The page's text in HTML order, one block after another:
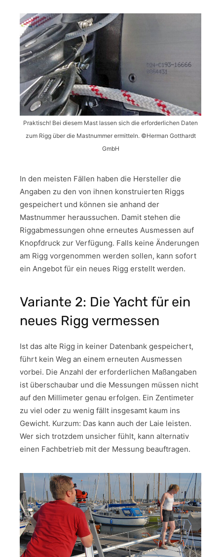
Praktisch! Bei diesem Mast lassen sich die erforderlichen Daten
zum Rigg über die Mastnummer ermitteln. ©Herman Gotthardt
GmbH
In den meisten Fällen haben die Hersteller die
Angaben zu den von ihnen konstruierten Riggs
gespeichert und können sie anhand der
Mastnummer heraussuchen. Damit stehen die
Riggabmessungen ohne erneutes Ausmessen auf
Knopfdruck zur Verfügung. Falls keine Änderungen
am Rigg vorgenommen werden sollen, kann sofort
ein Angebot für ein neues Rigg erstellt werden.
Variante 2: Die Yacht für ein
neues Rigg vermessen
Ist das alte Rigg in keiner Datenbank gespeichert,
führt kein Weg an einem erneuten Ausmessen
vorbei. Die Anzahl der erforderlichen Maßangaben
ist überschaubar und die Messungen müssen nicht
auf den Millimeter genau erfolgen. Ein Zentimeter
zu viel oder zu wenig fällt insgesamt kaum ins
Gewicht. Kurzum: Das kann auch der Laie leisten.
Wer sich trotzdem unsicher fühlt, kann alternativ
einen Fachbetrieb mit der Messung beauftragen.